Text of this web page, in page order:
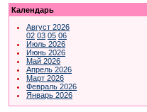
Календарь
Август 2026
02 03 05 06
Июль 2026
Июнь 2026
Май 2026
Апрель 2026
Март 2026
Февраль 2026
Январь 2026